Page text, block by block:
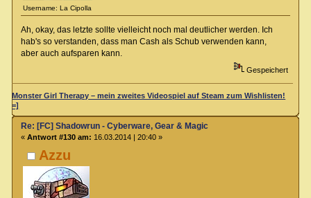
Username: La Cipolla
Ah, okay, das letzte sollte vielleicht noch mal deutlicher werden. Ich
hab's so verstanden, dass man Cash als Schub verwenden kann,
aber auch aufsparen kann.
Gespeichert
Monster Girl Therapy – mein zweites Videospiel auf Steam zum Wishlisten!
=]
Azzu
Re: [FC] Shadowrun - Cyberware, Gear & Magic
« Antwort #130 am: 16.03.2014 | 20:40 »